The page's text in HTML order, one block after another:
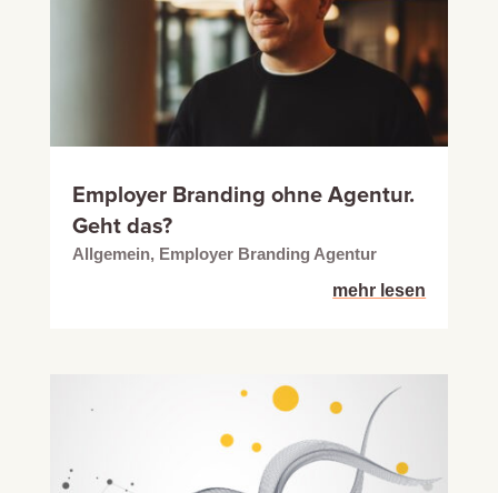
Employer Branding ohne Agentur.
Geht das?
Allgemein, Employer Branding Agentur
mehr lesen